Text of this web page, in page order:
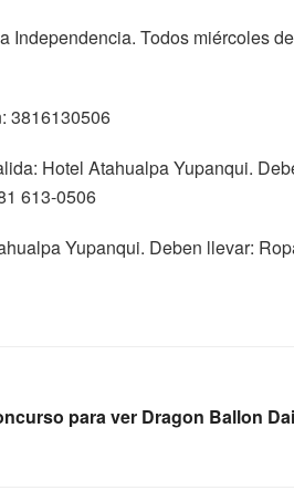
Todos miércoles
3816130506
Hotel Atahualpa Yupanqui.
613-0506
Yupanqui. Deben llevar:
para ver Dragon Ballon